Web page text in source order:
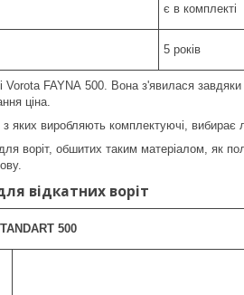
є в комплекті
5 років
FAYNA 500. Вона з'явилася завдяки
ціна.
виробляють комплектуючі, вибирає
воріт, обшитих таким матеріалом, як
відкатних воріт
500